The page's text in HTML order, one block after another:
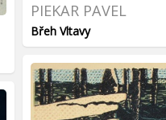
PIEKAR PAVEL
Břeh Vltavy